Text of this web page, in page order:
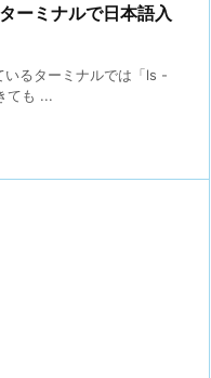
ーミナルで日本語入
いるターミナルでは「ls -
ても ...